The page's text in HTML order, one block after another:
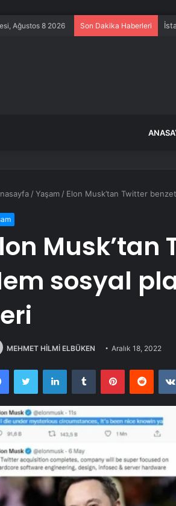
Ağustos 8 2026 Son Dakika Haberleri
/Yaşam / Elon Musk’tan Twitter
sosyal
MEHMET HİLMİ ELBÜKEN Aralık 18, 2022
FacebookTwitter LinkedInTumblr Pinterest